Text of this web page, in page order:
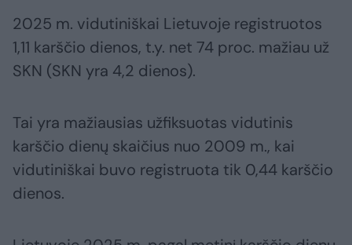
2025 m. vidutiniškai Lietuvoje registruotos
1,11 karščio dienos, t.y. net 74 proc. mažiau už
SKN (SKN yra 4,2 dienos).
Tai yra mažiausias užfiksuotas vidutinis
karščio dienų skaičius nuo 2009 m., kai
vidutiniškai buvo registruota tik 0,44 karščio
dienos.